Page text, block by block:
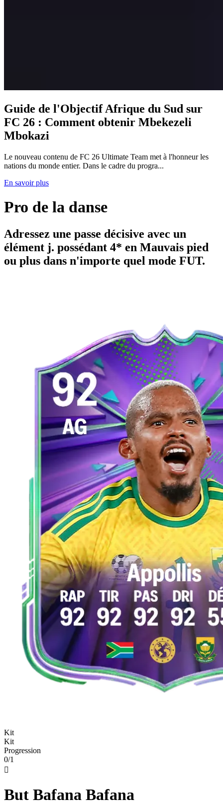
Guide de l'Objectif Afrique du Sud sur
FC 26 : Comment obtenir Mbekezeli
Mbokazi
Le nouveau contenu de FC 26 Ultimate Team met à l'honneur les
nations du monde entier. Dans le cadre du progra...
En savoir plus
Pro de la danse
Adressez une passe décisive avec un
élément j. possédant 4* en Mauvais pied
ou plus dans n'importe quel mode FUT.
Kit
Kit
Progression
0/1

But Bafana Bafana